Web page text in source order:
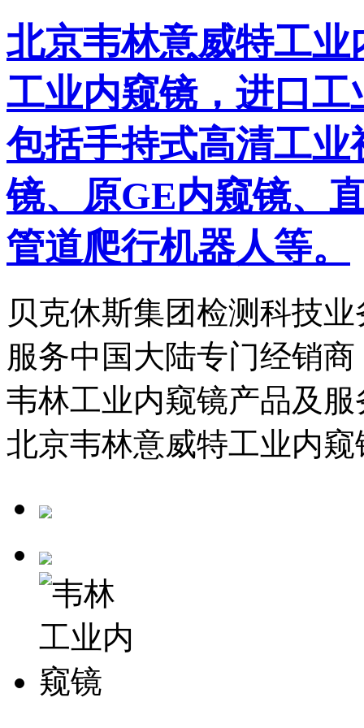
北京韦林意威特工
工业内窥镜，进口
包括手持式高清工
镜、原GE内窥镜、
管道爬行机器人等。
贝克休斯集团检测科技
服务中国大陆专门经销商
韦林工业内窥镜产品及
北京韦林意威特工业内